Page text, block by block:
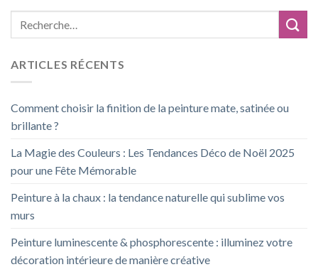
ARTICLES RÉCENTS
Comment choisir la finition de la peinture mate, satinée ou
brillante ?
La Magie des Couleurs : Les Tendances Déco de Noël 2025
pour une Fête Mémorable
Peinture à la chaux : la tendance naturelle qui sublime vos
murs
Peinture luminescente & phosphorescente : illuminez votre
décoration intérieure de manière créative